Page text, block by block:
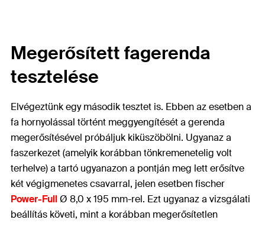
Megerősített fagerenda
tesztelése
Elvégeztünk egy második tesztet is. Ebben az esetben a
fa hornyolással történt meggyengítését a gerenda
megerősítésével próbáljuk kiküszöbölni. Ugyanaz a
faszerkezet (amelyik korábban tönkremenetelig volt
terhelve) a tartó ugyanazon a pontján meg lett erősítve
két végigmenetes csavarral, jelen esetben fischer
Power-FullØ 8,0 x 195 mm-rel. Ezt ugyanaz a vizsgálati
beállítás követi, mint a korábban megerősítetlen